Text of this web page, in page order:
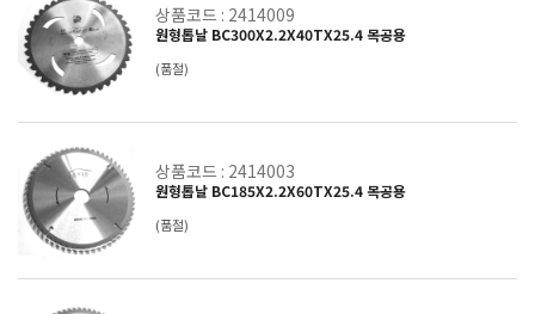
상품코드 : 2414009
원형톱날 BC300X2.2X40TX25.4 목공용
(품절)
상품코드 : 2414003
원형톱날 BC185X2.2X60TX25.4 목공용
(품절)